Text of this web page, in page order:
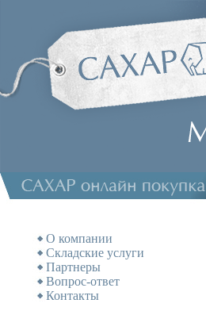
О компании
Складские услуги
Партнеры
Вопрос-ответ
Контакты